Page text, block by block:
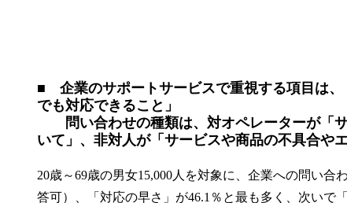
■ 企業のサポートサービスで重視する項目は、
でも対応できること」
問い合わせの種類は、対オペレーターが「
いて」、非対人が「サービスや商品の不具合や
20歳～69歳の男女15,000人を対象に、企業への問い合
答可）、「対応の早さ」が46.1％と最も多く、次いで